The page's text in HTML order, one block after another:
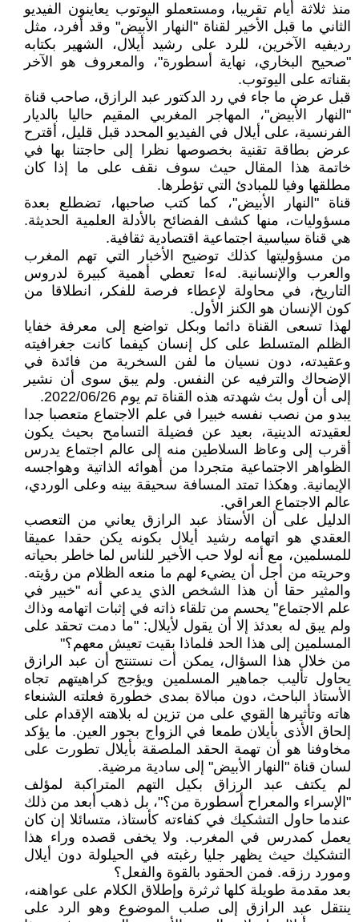
منذ ثلاثة أيام تقريبا، ومستعملو اليوتوب يعاينون الفيديو
الثاني ما قبل الأخير لقناة "النهار الأبيض" وقد أفرد، مثل
رديفيه الآخرين، للرد على رشيد أيلال، الشهير بكتابه
"صحيح البخاري، نهاية أسطورة"، والمعروف هو الآخر
بقناته على اليوتوب.
قبل عرض ما جاء في رد الدكتور عبد الرازق، صاحب قناة
"النهار الأبيض"، المهاجر المغربي المقيم حاليا بالديار
الفرنسية، على أيلال في الفيديو المحدد قبل قليل، أقترح
عرض بطاقة تقنية بخصوصها نظرا إلى حاجتنا بها في
خاتمة هذا المقال حيث سوف نقف على ما إذا كان
مطلقها وفيا للمبادئ التي تؤطرها.
قناة "النهار الأبيض"، كما كتب صاحبها، تضطلع بعدة
مسؤوليات، منها كشف الفضائح بالأدلة العلمية الحديثة.
هي قناة سياسية اجتماعية اقتصادية ثقافية.
من مسؤوليتها كذلك توضيح الأخبار التي تهم المغرب
والعرب والإنسانية. لهءا تعطي أهمية كبيرة لدروس
التاريخ، في محاولة لإعطاء فرصة للفكر، انطلاقا من
كون الإنسان هو الكنز الأول.
لهذا تسعى القناة دائما وبكل تواضع إلى معرفة خفايا
الظلم المتسلط على كل إنسان كيفما كانت جغرافيته
وعقيدته، دون نسيان ما لفن السخرية من فائدة في
الإضحاك والترفيه عن النفس. ولم يبق سوى أن نشير
إلى أن أول بث شهدته هذه القناة تم يوم 2022/06/26.
يبدو من نصب نفسه خبيرا في علم الاجتماع متعصبا جدا
لعقيدته الدينية، بعيد عن فضيلة التسامح بحيث يكون
أقرب إلى وعاظ السلاطين منه إلى عالم اجتماع يدرس
الظواهر الاجتماعية متجردا من أهوائه الذاتية وهواجسه
الإيمانية. وهكذا تمتد المسافة سحيقة بينه وعلى الوردي،
عالم الاجتماع العراقي.
الدليل على أن الأستاذ عبد الرازق يعاني من التعصب
العقدي هو اتهامه رشيد أيلال بكونه يكن حقدا عميقا
للمسلمين، مع أنه لولا حب الأخير للناس لما خاطر بحياته
وحريته من أجل أن يضيء لهم ما منعه الظلام من رؤيته.
والمثير حقا أن هذا الشخص الذي يدعي أنه "خبير في
علم الاجتماع" يحسم من تلقاء ذاته في إثبات اتهامه وذاك
ولم يبق له بعدئذ إلا أن يقول لأيلال: "ما دمت تحقد على
المسلمين إلى هذا الحد فلماذا بقيت تعيش معهم؟"
من خلال هذا السؤال، يمكن أت نستنتج أن عبد الرازق
يحاول تأليب جماهير المسلمين ويؤجج كراهيتهم تجاه
الأستاذ الباحث، دون مبالاة بمدى خطورة فعلته الشنعاء
هاته وتأثيرها القوي على من تزين له بلاهته الإقدام على
إلحاق الأذى بأيلان طمعا في الزواج بحور العين. ما يؤكد
مخاوفنا هو أن تهمة الحقد الملصقة بأيلال تطورت على
لسان قناة "النهار الأبيض" إلى سادية مرضية.
لم يكتف عبد الرزاق بكيل التهم المتراكبة لمؤلف
"الإسراء والمعراح أسطورة من؟"، بل ذهب أبعد من ذلك
عندما حاول التشكيك في كفاءته كأستاذ، متسائلا إن كان
يعمل كمدرس في المغرب. ولا يخفى قصده وراء هذا
التشكيك حيث يظهر جليا رغبته في الحيلولة دون أيلال
ومورد رزقه. فمن الحقود بالقوة والفعل؟
بعد مقدمة طويلة كلها ثرثرة وإطلاق الكلام على عواهنه،
ينتقل عبد الرازق إلى صلب الموضوع وهو الرد على